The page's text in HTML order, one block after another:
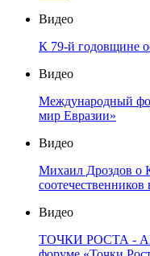
Видео
К 79-й годовщине
Видео
Международный
мир Евразии»
Видео
Михаил Дроздов о
Видео
ТОЧКИ РОСТА -